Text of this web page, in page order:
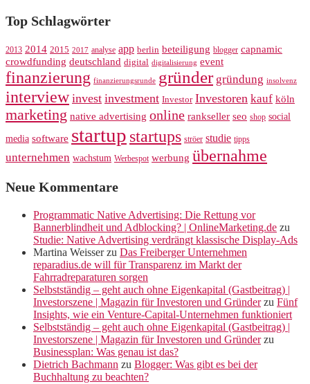
Top Schlagwörter
2013 2014 2015 2017 analyse app berlin beteiligung blogger capnamic
crowdfunding deutschland digital digitalisierung event
finanzierung finanzierungsrunde gründer gründung insolvenz
interview invest investment Investor Investoren kauf köln
marketing native advertising online rankseller seo shop social
media software startup startups ströer studie tipps
unternehmen wachstum Werbespot werbung übernahme
Neue Kommentare
Programmatic Native Advertising: Die Rettung vor
Bannerblindheit und Adblocking? | OnlineMarketing.de zu
Studie: Native Advertising verdrängt klassische Display-Ads
Martina Weisserzu Das Freiberger Unternehmen
reparadius.de will für Transparenz im Markt der
Fahrradreparaturen sorgen
Selbstständig – geht auch ohne Eigenkapital (Gastbeitrag) |
Investorszene | Magazin für Investoren und Gründerzu Fünf
Insights, wie ein Venture-Capital-Unternehmen funktioniert
Selbstständig – geht auch ohne Eigenkapital (Gastbeitrag) |
Investorszene | Magazin für Investoren und Gründerzu
Businessplan: Was genau ist das?
Dietrich Bachmann zu Blogger: Was gibt es bei der
Buchhaltung zu beachten?